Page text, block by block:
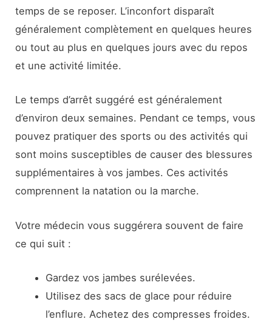
temps de se reposer. L’inconfort disparaît
généralement complètement en quelques heures
ou tout au plus en quelques jours avec du repos
et une activité limitée.
Le temps d’arrêt suggéré est généralement
d’environ deux semaines. Pendant ce temps, vous
pouvez pratiquer des sports ou des activités qui
sont moins susceptibles de causer des blessures
supplémentaires à vos jambes. Ces activités
comprennent la natation ou la marche.
Votre médecin vous suggérera souvent de faire
ce qui suit :
Gardez vos jambes surélevées.
Utilisez des sacs de glace pour réduire
l’enflure. Achetez des compresses froides.